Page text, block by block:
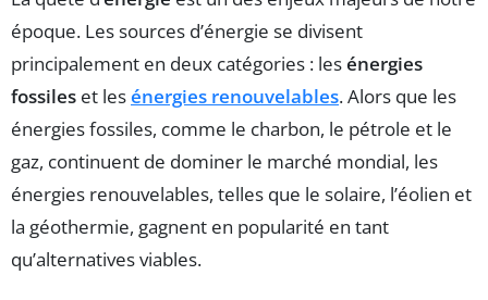
époque. Les sources d’énergie se divisent
principalement en deux catégories : lesénergies
fossiles et lesénergies renouvelables. Alors que les
énergies fossiles, comme le charbon, le pétrole et le
gaz, continuent de dominer le marché mondial, les
énergies renouvelables, telles que le solaire, l’éolien et
la géothermie, gagnent en popularité en tant
qu’alternatives viables.